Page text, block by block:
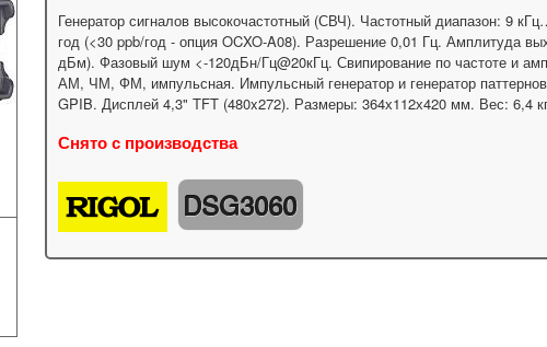
Генератор сигналов высокочастотный (СВЧ). Частотный диапазон: 9
год (<30 ppb/год - опция OCXO-A08). Разрешение 0,01 Гц. Амплитуда
дБм). Фазовый шум <-120дБн/Гц@20кГц. Свипирование по частоте и
АМ, ЧМ, ФМ, импульсная. Импульсный генератор и генератор
GPIB. Дисплей 4,3" TFT (480x272). Размеры: 364х112х420 мм. Вес: 6,4
Снято с производства
DSG3060